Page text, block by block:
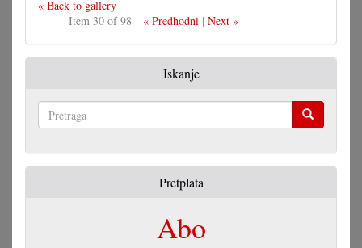
« Back to gallery
Item 30 of 98
« Predhodni| Next »
Iskanje
Pretplata
Abo